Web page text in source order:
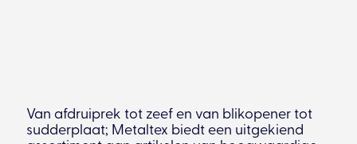
Van afdruiprek tot zeef en van blikopener tot
sudderplaat; Metaltex biedt een uitgekiend